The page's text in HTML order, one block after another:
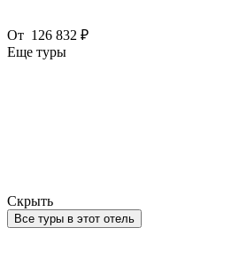
От 126 832 ₽
Еще туры
Скрыть
Все туры в этот отель